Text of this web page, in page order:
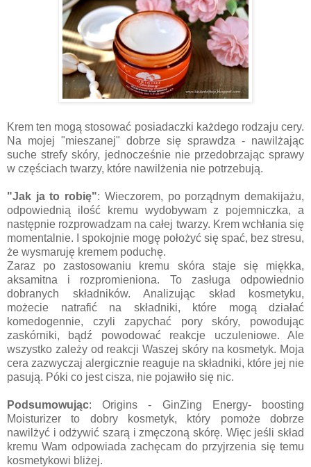
Krem ten mogą stosować posiadaczki każdego rodzaju cery.
Na mojej "mieszanej" dobrze się sprawdza - nawilżając
suche strefy skóry, jednocześnie nie przedobrzając sprawy
w częściach twarzy, które nawilżenia nie potrzebują.
"Jak ja to robię": Wieczorem, po porządnym demakijażu,
odpowiednią ilość kremu wydobywam z pojemniczka, a
następnie rozprowadzam na całej twarzy. Krem wchłania się
momentalnie. I spokojnie mogę położyć się spać, bez stresu,
że wysmaruję kremem poduchę.
Zaraz po zastosowaniu kremu skóra staje się miękka,
aksamitna i rozpromieniona. To zasługa odpowiednio
dobranych składników. Analizując skład kosmetyku,
możecie natrafićna składniki, które mogą działać
komedogennie, czyli zapychać pory skóry, powodując
zaskórniki, bądź powodować reakcje uczuleniowe. Ale
wszystko zależy od reakcji Waszej skóry na kosmetyk. Moja
cera zazwyczaj alergicznie reaguje na składniki, które jej nie
pasują. Póki co jest cisza, nie pojawiło się nic.
Podsumowując: Origins - GinZing Energy- boosting
Moisturizer to dobry kosmetyk, który pomoże dobrze
nawilżyć i odżywić szarą i zmęczoną skórę. Więc jeśli skład
kremu Wam odpowiada zachęcam do przyjrzenia się temu
kosmetykowi bliżej.